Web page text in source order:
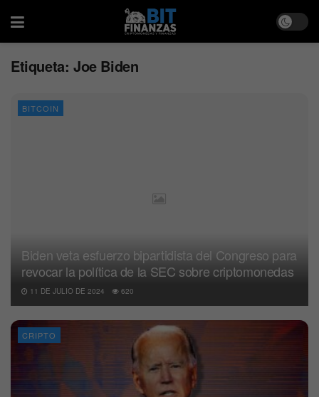
Etiqueta: Joe Biden
BITCOIN
Biden veta esfuerzo bipartidista del Congreso para
revocar la política de la SEC sobre criptomonedas
11 DE JULIO DE 2024 620
CRIPTO